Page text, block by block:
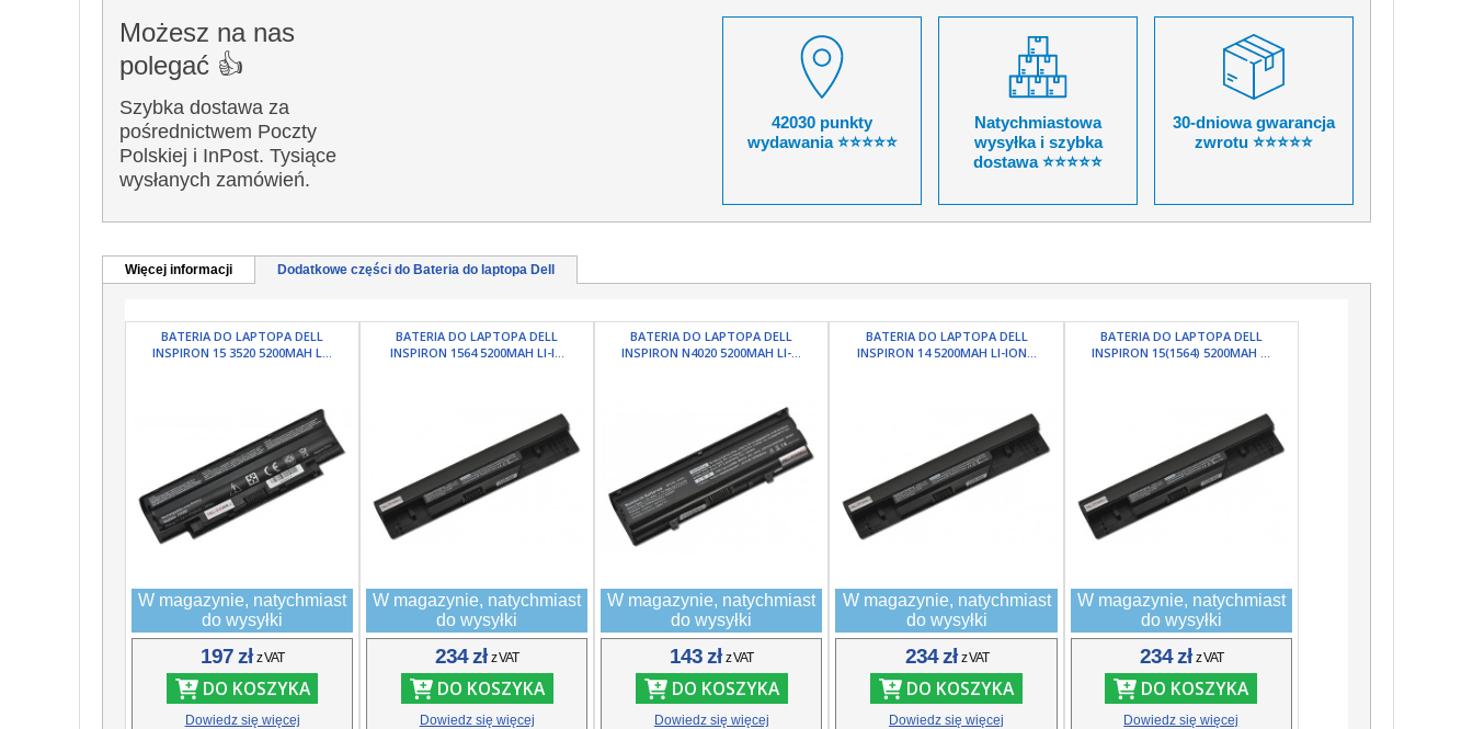
Możesz na nas
polegać 👍
Szybka dostawa za
pośrednictwem Poczty
Polskiej i InPost. Tysiące
wysłanych zamówień.
42030 punkty
wydawania ⭐⭐⭐⭐⭐
Natychmiastowa
wysyłka i szybka
dostawa ⭐⭐⭐⭐⭐
30-dniowa gwarancja
zwrotu ⭐⭐⭐⭐⭐
Więcej informacji Dodatkowe części do Bateria do laptopa Dell
BATERIA DO LAPTOPA DELL
INSPIRON 15 3520 5200MAH L...
W magazynie, natychmiast
do wysyłki
197 złz VAT
DO KOSZYKA
Dowiedz się więcej
BATERIA DO LAPTOPA DELL
INSPIRON 1564 5200MAH LI-I...
W magazynie, natychmiast
do wysyłki
234 złz VAT
DO KOSZYKA
Dowiedz się więcej
BATERIA DO LAPTOPA DELL
INSPIRON N4020 5200MAH LI-...
W magazynie, natychmiast
do wysyłki
143 złz VAT
DO KOSZYKA
Dowiedz się więcej
BATERIA DO LAPTOPA DELL
INSPIRON 14 5200MAH LI-ION...
W magazynie, natychmiast
do wysyłki
234 złz VAT
DO KOSZYKA
Dowiedz się więcej
BATERIA DO LAPTOPA DELL
INSPIRON 15(1564) 5200MAH ...
W magazynie, natychmiast
do wysyłki
234 złz VAT
DO KOSZYKA
Dowiedz się więcej